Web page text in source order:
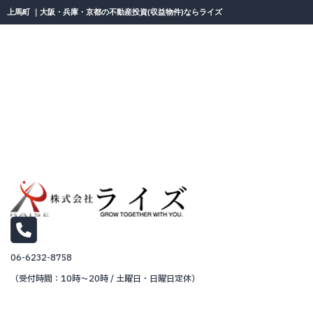
上馬町 ｜大阪・兵庫・京都の不動産投資(収益物件)ならライズ
06-6232-8758
（受付時間：10時～20時 / 土曜日・日曜日定休）